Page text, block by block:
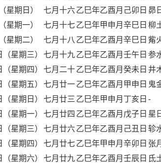
星期日）
七月十六乙巳年乙酉月己卯日 昴
星期一）
七月十七乙巳年甲申月辛巳日 柳
星期二）
七月十八 乙巳年乙酉月辛巳日 觜
星期三）
七月十九乙巳年乙酉月壬午日 参
星期四）
七月二十乙巳年乙酉月癸未日 井
星期五）
七月廿一乙巳年乙酉月甲申日 鬼
星期日）
七月廿三 乙巳年甲申月丁亥日 -
星期一）
七月廿四 乙巳年乙酉月戊子日 星
星期三）
七月廿六乙巳年乙酉月己丑日 轸
星期四）
七月廿七乙巳年甲申月辛卯日 张
星期六）
七月廿九乙巳年乙酉月壬辰日 氐